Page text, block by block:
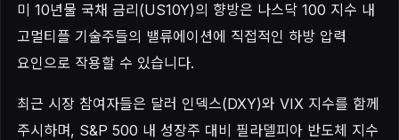
미 10년물 국채 금리(US10Y)의 향방은 나스닥 100 지수 내
고멀티플 기술주들의 밸류에이션에 직접적인 하방 압력
요인으로 작용할 수 있습니다.
최근 시장 참여자들은 달러 인덱스(DXY)와 VIX 지수를 함께
주시하며, S&P 500 내 성장주 대비 필라델피아 반도체 지수